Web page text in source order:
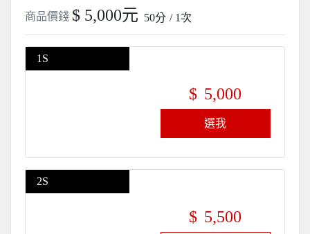
商品價錢 $ 5,000元 50分 / 1次
1S
$ 5,000
選我
2S
$ 5,500